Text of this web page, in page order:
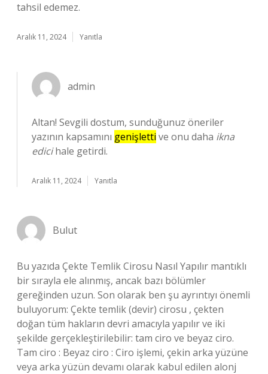
tahsil edemez.
Aralık 11, 2024 Yanıtla
admin
Altan! Sevgili dostum, sunduğunuz öneriler
yazının kapsamını genişletti ve onu daha ikna
edicihale getirdi.
Aralık 11, 2024 Yanıtla
Bulut
Bu yazıda Çekte Temlik Cirosu Nasıl Yapılır mantıklı
bir sırayla ele alınmış, ancak bazı bölümler
gereğinden uzun. Son olarak ben şu ayrıntıyı önemli
buluyorum: Çekte temlik (devir) cirosu , çekten
doğan tüm hakların devri amacıyla yapılır ve iki
şekilde gerçekleştirilebilir: tam ciro ve beyaz ciro.
Tam ciro : Beyaz ciro : Ciro işlemi, çekin arka yüzüne
veya arka yüzün devamı olarak kabul edilen alonj